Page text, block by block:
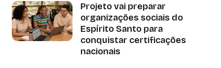
Projeto vai preparar
organizações sociais do
Espírito Santo para
conquistar certificações
nacionais